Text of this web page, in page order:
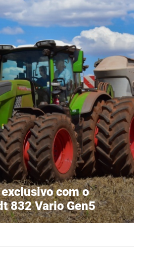
com o
832 Vario Gen5